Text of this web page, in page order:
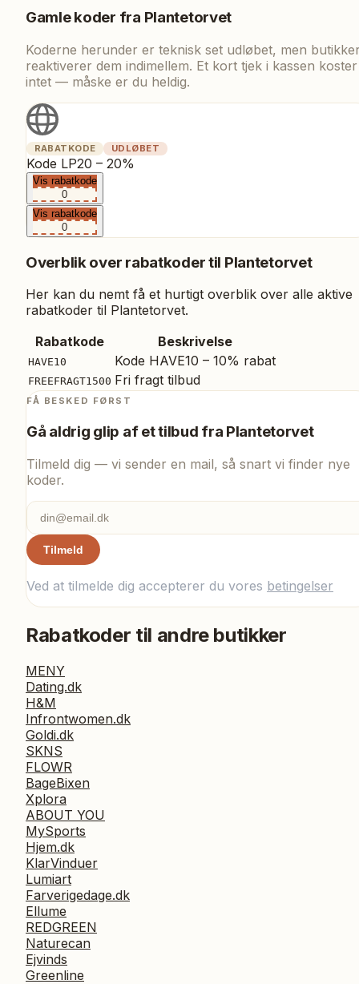
Gamle koder fra Plantetorvet
Koderne herunder er teknisk set udløbet, men
reaktiverer dem indimellem. Et kort tjek i kassen koster
intet — måske er du heldig.
RABATKODE UDLØBET
Kode LP20 – 20%
Vis rabatkode
0
Vis rabatkode
0
Overblik over rabatkoder til Plantetorvet
Her kan du nemt få et hurtigt overblik over alle aktive
rabatkoder til Plantetorvet.
Rabatkode
Beskrivelse
HAVE10 Kode HAVE10 – 10% rabat
FREEFRAGT1500 Fri fragt tilbud
FÅ BESKED FØRST
Gå aldrig glip af et tilbud fra Plantetorvet
Tilmeld dig — vi sender en mail, så snart vi finder nye
koder.
Tilmeld
Ved at tilmelde dig accepterer du vores betingelser
Rabatkoder til andre butikker
MENY
Dating.dk
H&M
Infrontwomen.dk
Goldi.dk
SKNS
FLOWR
BageBixen
Xplora
ABOUT YOU
MySports
Hjem.dk
KlarVinduer
Lumiart
Farverigedage.dk
Ellume
REDGREEN
Naturecan
Ejvinds
Greenline